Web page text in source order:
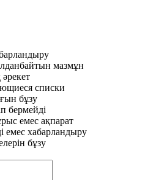
мазмұн
списки
бұзу
бермейді
емес ақпарат
емес хабарландыру
бұзу